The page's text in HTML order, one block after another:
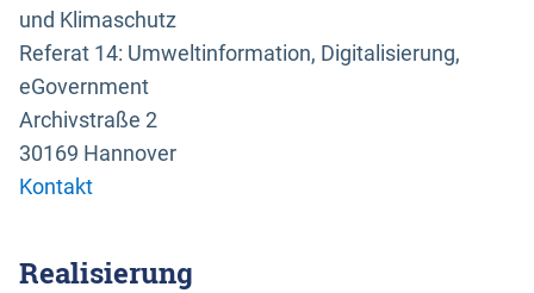
und Klimaschutz
Referat 14: Umweltinformation, Digitalisierung,
eGovernment
Archivstraße 2
30169 Hannover
Kontakt
Realisierung